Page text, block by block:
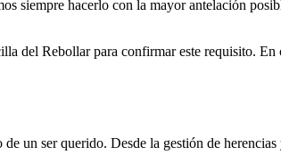
siempre hacerlo con la mayor antelación
del Rebollarpara confirmar este requisito. En
un ser querido. Desde la gestión de herencias